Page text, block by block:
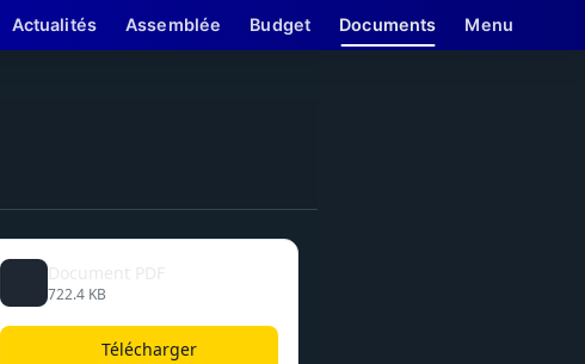
Actualités Assemblée Budget Documents Menu
Document PDF
722.4 KB
Télécharger